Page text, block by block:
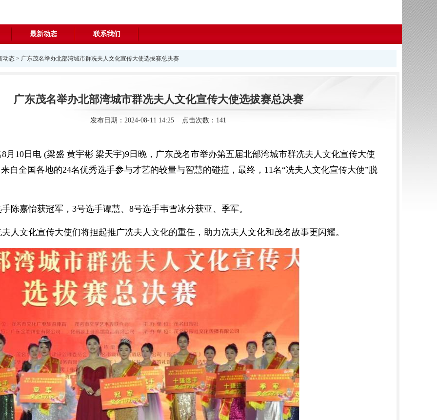
最新动态 联系我们
动态 > 广东茂名举办北部湾城市群冼夫人文化宣传大使选拔赛总决赛
广东茂名举办北部湾城市群冼夫人文化宣传大使选拔赛总决赛
发布日期：2024-08-11 14:25 点击次数：141
月10日电 (梁盛 黄宇彬 梁天宇)9日晚，广东茂名市举办第五届北部湾城市群冼夫人文化宣传大使
自全国各地的24名优秀选手参与才艺的较量与智慧的碰撞，最终，11名“冼夫人文化宣传大使”脱
陈嘉怡获冠军，3号选手谭慧、8号选手韦雪冰分获亚、季军。
人文化宣传大使们将担起推广冼夫人文化的重任，助力冼夫人文化和茂名故事更闪耀。